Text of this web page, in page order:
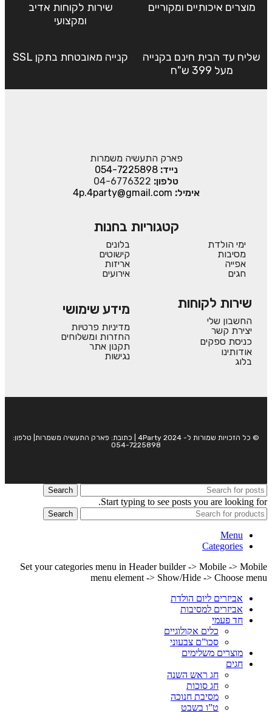
מוצרים איכותיים ומקוריים
שירות לקוחות אדיב
ומקצועי
שליח עד הבית חינם בקנייה
מעל 399 ש"ח
קנייה מאובטחת בתקן SSL
פארק התעשיה משמרות
נייד:054-7225898
טלפון: 04-6776322
אימיל: 4p.4party@gmail.com
קטגוריות בחנות
ימי הולדת
מסיבות
אפייה
חגים
בלונים
קישוטים
אריזות
אירועים
שירות לקוחות
החשבון שלי
יצירת קשר
כניסת ספקים
אודותינו
בלוג
מידע שימושי
מדיניות פרטיות
החזרות ומשלוחים
תקנון אתר
נגישות
© כל הזכויות שמורות ל- 4Party 2024 | כתובת: פארק התעשיה משמרות| טלפון:
054-7225898
Search
Start typing to see posts you are looking for.
Search
Menu
Categories
Set your categories menu in Header builder -> Mobile -> Mobile
menu element -> Show/Hide -> Choose menu
אביזרים ליום הולדת
אביזרים למסיבות
חד פעמי
כלים אקולוגיים
סכו”ם צבעוני
מוצרים משלימים
חגים
חג ראש השנה
חג סוכות
מסיבת חנוכה
ט”ו בשבט